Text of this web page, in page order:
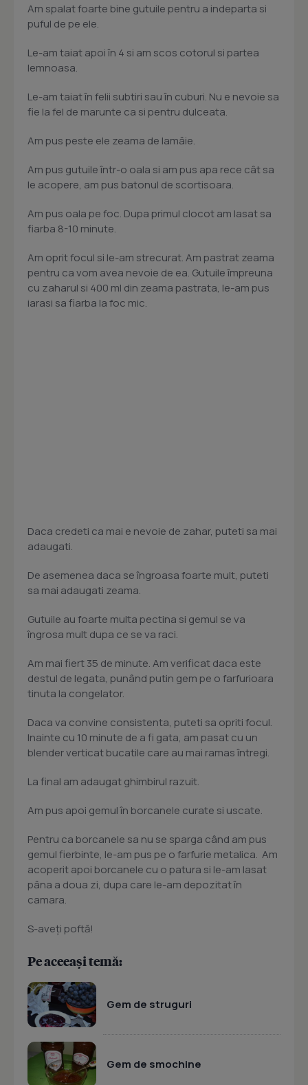
Am spalat foarte bine gutuile pentru a indeparta si
puful de pe ele.
Le-am taiat apoi în 4 si am scos cotorul si partea
lemnoasa.
Le-am taiat în felii subtiri sau în cuburi. Nu e nevoie sa
fie la fel de marunte ca si pentru dulceata.
Am pus peste ele zeama de lamâie.
Am pus gutuile într-o oala si am pus apa rece cât sa
le acopere, am pus batonul de scortisoara.
Am pus oala pe foc. Dupa primul clocot am lasat sa
fiarba 8-10 minute.
Am oprit focul si le-am strecurat. Am pastrat zeama
pentru ca vom avea nevoie de ea. Gutuile împreuna
cu zaharul si 400 ml din zeama pastrata, le-am pus
iarasi sa fiarba la foc mic.
Daca credeti ca mai e nevoie de zahar, puteti sa mai
adaugati.
De asemenea daca se îngroasa foarte mult, puteti
sa mai adaugati zeama.
Gutuile au foarte multa pectina si gemul se va
îngrosa mult dupa ce se va raci.
Am mai fiert 35 de minute. Am verificat daca este
destul de legata, punând putin gem pe o farfurioara
tinuta la congelator.
Daca va convine consistenta, puteti sa opriti focul.
Inainte cu 10 minute de a fi gata, am pasat cu un
blender verticat bucatile care au mai ramas întregi.
La final am adaugat ghimbirul razuit.
Am pus apoi gemul în borcanele curate si uscate.
Pentru ca borcanele sa nu se sparga când am pus
gemul fierbinte, le-am pus pe o farfurie metalica. Am
acoperit apoi borcanele cu o patura si le-am lasat
pâna a doua zi, dupa care le-am depozitat în
camara.
S-aveţi poftă!
Pe aceeași temă:
Gem de struguri
Gem de smochine